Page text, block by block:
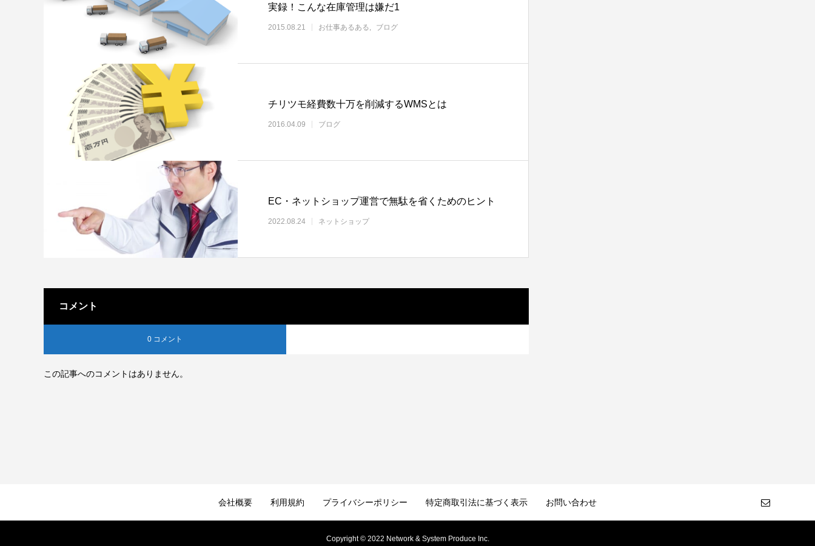
実録！こんな在庫管理は嫌だ1
2015.08.21 お仕事あるある ブログ
チリツモ経費数十万を削減するWMSとは
2016.04.09 ブログ
EC・ネットショップ運営で無駄を省くためのヒント
2022.08.24 ネットショップ
コメント
0 コメント
この記事へのコメントはありません。
会社概要 利用規約 プライバシーポリシー 特定商取引法に基づく表示 お問い合わせ
Copyright © 2022 Network & System Produce Inc.